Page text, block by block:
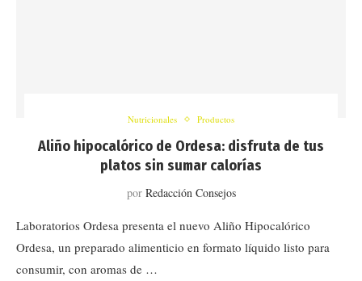
Nutricionales Productos
Aliño hipocalórico de Ordesa: disfruta de tus
platos sin sumar calorías
por Redacción Consejos
Laboratorios Ordesa presenta el nuevo Aliño Hipocalórico
Ordesa, un preparado alimenticio en formato líquido listo para
consumir, con aromas de …